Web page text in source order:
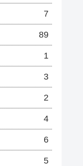
7
89
1
3
2
4
6
5